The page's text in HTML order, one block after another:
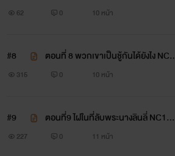
หงส์ฟ้า นักฆ่ากลุ่มหงส์ดำ
62 0 10 หน้า
#8
ตอนที่ 8 พวกเขาเป็นชู้กันได้ยังไง NC2
5+NTR
315 0 10 หน้า
#9
ตอนที่9 ไฝในที่ลับพระนางลินลี่ NC18+
NTR
227 0 11 หน้า